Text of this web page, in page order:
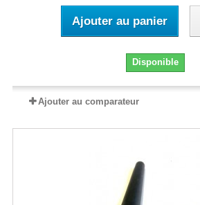
Ajouter au panier
Disponible
Ajouter au comparateur